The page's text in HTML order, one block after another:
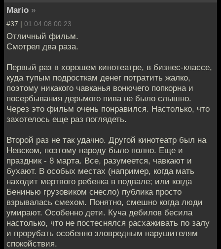
Mario »
#37 | 01.04.08 00:23
Отличный фильм.
Смотрел два раза.
Первый раз в хорошем кинотеатре, в бизнес-классе,
куда тупым подросткам денег потратить жалко,
поэтому никакого чавканья вонючего попкорна и
посербывания дерьмого пива не было слышно.
Через это фильм очень понравился. Настолько, что
захотелось еще раз поглядеть.
Второй раз не так удачно. Другой кинотеатр был на
Невском, поэтому народу было полно. Еще и
праздник - 8 марта. Все, разумеется, чавкают и
бухают. В особых местах (например, когда мать
находит мертвого ребенка в подвале; или когда
Бенинью грузовиком снесло) публика просто
взрывалась смехом. Понятно, смешно когда люди
умирают. Особенно дети. Куча дебилов бесила
настолько, что не постеснялся расхаживать по залу
и прорубать особенно зловредным нарушителям
спокойствия.